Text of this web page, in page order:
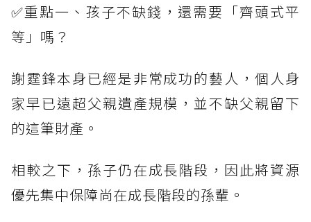
✅重點一、孩子不缺錢，還需要「齊頭式平
等」嗎？
謝霆鋒本身已經是非常成功的藝人，個人身
家早已遠超父親遺產規模，並不缺父親留下
的這筆財產。
相較之下，孫子仍在成長階段，因此將資源
優先集中保障尚在成長階段的孫輩。